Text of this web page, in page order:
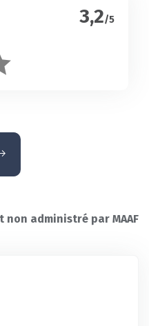
3,2/5
non administré par MAAF